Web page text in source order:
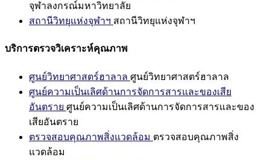
จุฬาลงกรณ์มหาวิทยาลัย
สถานีวิทยุแห่งจุฬาฯ สถานีวิทยุแห่งจุฬาฯ
บริการตรวจวิเคราะห์คุณภาพ
ศูนย์วิทยาศาสตร์ฮาลาล ศูนย์วิทยาศาสตร์ฮาลาล
ศูนย์ความเป็นเลิศด้านการจัดการสารและของเสีย
อันตราย ศูนย์ความเป็นเลิศด้านการจัดการสารและของ
เสียอันตราย
ตรวจสอบคุณภาพสิ่งแวดล้อม ตรวจสอบคุณภาพสิ่ง
แวดล้อม